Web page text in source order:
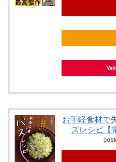
お手軽食材で
ズレシピ【